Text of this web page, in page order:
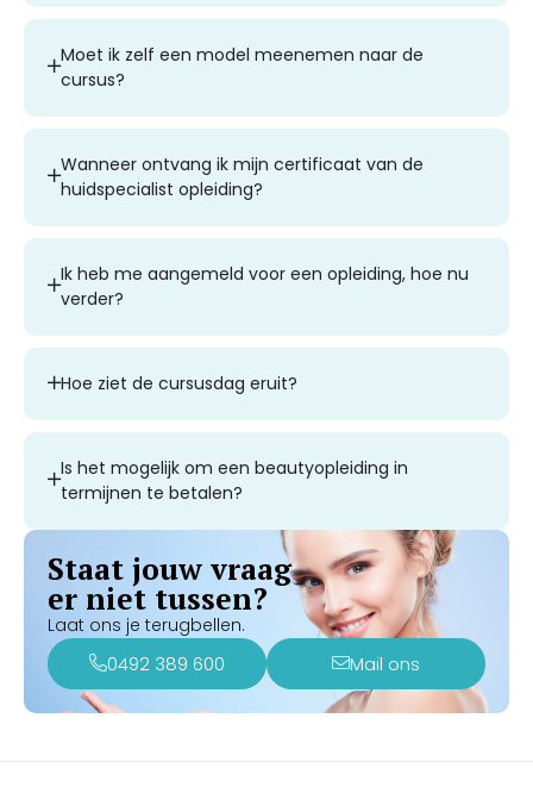
Moet ik zelf een model meenemen naar de
cursus?
Wanneer ontvang ik mijn certificaat van de
huidspecialist opleiding?
Ik heb me aangemeld voor een opleiding, hoe nu
verder?
Hoe ziet de cursusdag eruit?
Is het mogelijk om een beautyopleiding in
termijnen te betalen?
Staat jouw vraag
er niet tussen?
Laat ons je terugbellen.
0492 389 600 Mail ons